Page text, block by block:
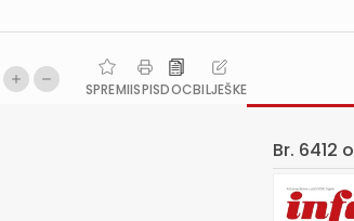
SPREMIISPISDOCBILJEŠKE
Br. 6412